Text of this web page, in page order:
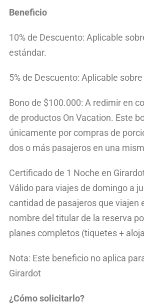
Beneficio
10% de Descuento: Aplicable
estándar.
5% de Descuento: Aplicable
Bono de $100.000: A redimir en
de productos On Vacation. Este
únicamente por compras de
dos o más pasajeros en una
Certificado de 1 Noche en
Válido para viajes de domingo a
cantidad de pasajeros que viajen
nombre del titular de la reserva
planes completos (tiquetes +
Nota: Este beneficio no aplica
Girardot
¿Cómo solicitarlo?